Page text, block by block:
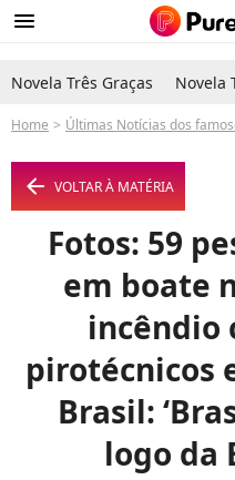
menu
Novela Três Graças Novela
Home Últimas Notícias dos
arrow_left VOLTAR À MATÉRIA
Fotos: 59
em boate
incêndio
pirotécnicos
Brasil:
logo da